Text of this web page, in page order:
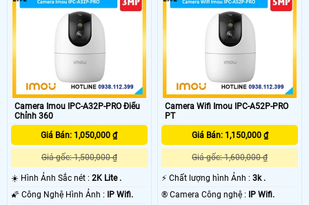
Camera Imou IPC-A32P-PRO Điểu
Chỉnh 360
Giá Bán: 1,050,000 ₫
Giá gốc: 1,500,000 ₫
☀️ Hình Ảnh Sắc nét : 2K Lite .
🌠 Công Nghệ Hình Ảnh : IP Wifi.
Camera Wifi Imou IPC-A52P-PRO
PT
Giá Bán: 1,150,000 ₫
Giá gốc: 1,600,000 ₫
️⚡ Chất lượng hình Ảnh :3k .
®️ Camera Công nghệ : IP Wifi.